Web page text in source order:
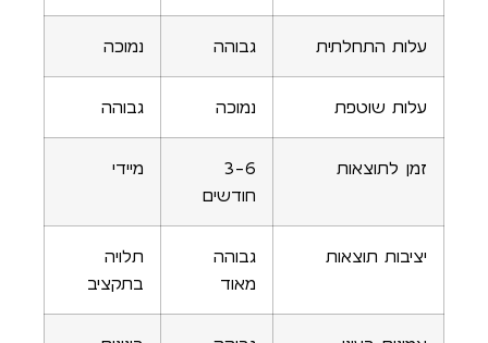
עלות התחלתית גבוהה נמוכה
עלות שוטפת נמוכה גבוהה
זמן לתוצאות
3-6
חודשים
מיידי
יציבות תוצאות
גבוהה
מאוד
תלויה
בתקציב